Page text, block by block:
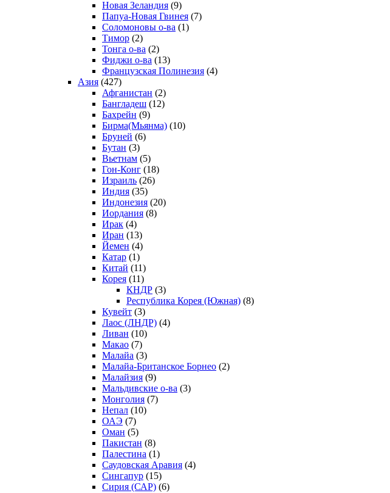
Новая Зеландия (9)
Папуа-Новая Гвинея (7)
Соломоновы о-ва (1)
Тимор (2)
Тонга о-ва (2)
Фиджи о-ва (13)
Французская Полинезия (4)
Азия (427)
Афганистан (2)
Бангладеш (12)
Бахрейн (9)
Бирма(Мьянма) (10)
Бруней (6)
Бутан (3)
Вьетнам (5)
Гон-Конг (18)
Израиль (26)
Индия (35)
Индонезия (20)
Иордания (8)
Ирак (4)
Иран (13)
Йемен (4)
Катар (1)
Китай (11)
Корея (11)
КНДР (3)
Республика Корея (Южная) (8)
Кувейт (3)
Лаос (ЛНДР) (4)
Ливан (10)
Макао (7)
Малайа (3)
Малайа-Британское Борнео (2)
Малайзия (9)
Мальдивские о-ва (3)
Монголия (7)
Непал (10)
ОАЭ (7)
Оман (5)
Пакистан (8)
Палестина (1)
Саудовская Аравия (4)
Сингапур (15)
Сирия (САР) (6)